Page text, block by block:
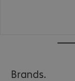
Brands.